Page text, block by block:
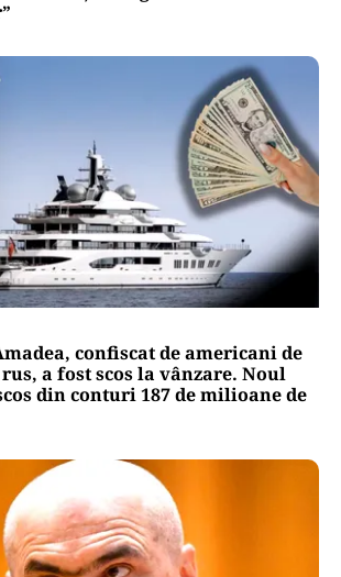
confiscat de americani de
a fost scos la vânzare. Noul
din conturi 187 de milioane de